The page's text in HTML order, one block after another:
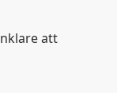
att